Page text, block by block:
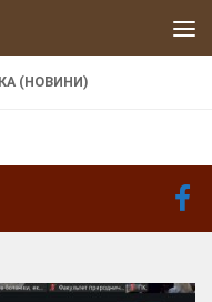
(НОВИНИ)